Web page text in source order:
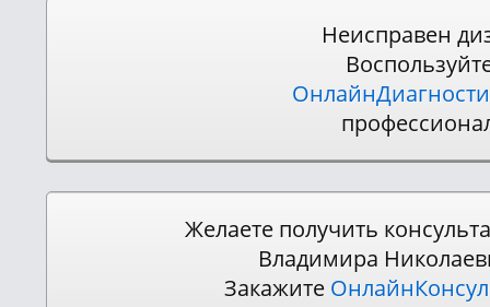
Неисправен
Желаете получить
Владимира
Закажите